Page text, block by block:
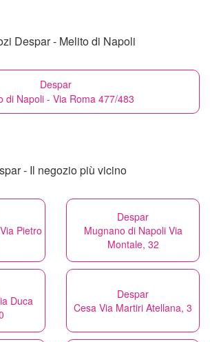
Despar - Melito di Napoli
Despar
di Napoli - Via Roma 477/483
- Il negozio più vicino
Pietro
Despar
Mugnano di Napoli Via
Montale, 32
Duca
Despar
Cesa Via Martiri Atellana, 3